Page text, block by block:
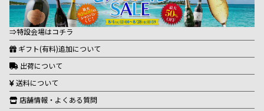
⇒特設会場はコチラ
ギフト(有料)追加について
出荷について
送料について
店舗情報・よくある質問